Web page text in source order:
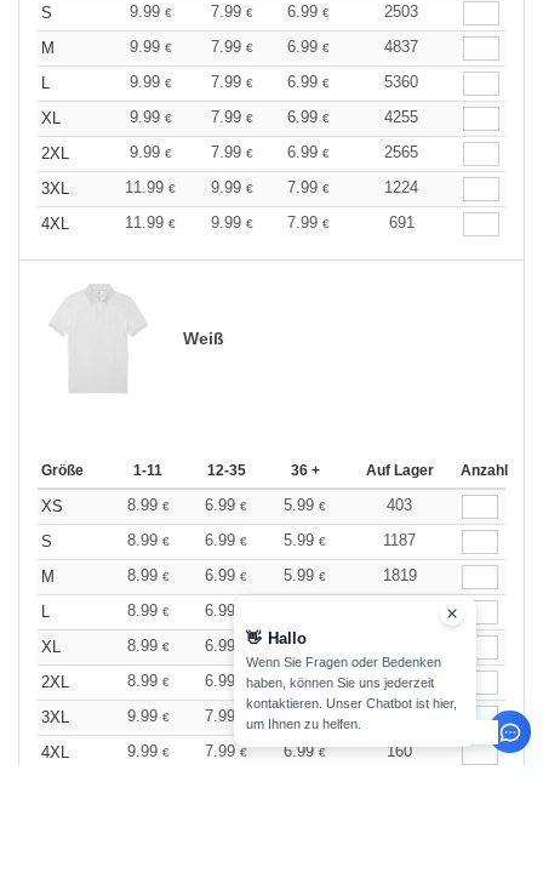
S
9.99 € 7.99 € 6.99 €
2503
M
9.99 € 7.99 € 6.99 €
4837
9.99 € 7.99 € 6.99 €
5360
XL
9.99 € 7.99 € 6.99 €
4255
2XL
9.99 € 7.99 € 6.99 €
2565
3XL
11.99 € 9.99 € 7.99 €
1224
4XL
11.99 € 9.99 € 7.99 € 691
Weiß
Größe 1-11 12-35 36 + Auf Lager Anzahl
XS 8.99 € 6.99 € 5.99 €
403
S
8.99 € 6.99 € 5.99 €
1187
M
8.99 € 6.99 € 5.99 €
1819
8.99 € 6.99
XL
8.99 € 6.99 5.99
2XL
8.99 € 6.99 € 5.99€
1030
3XL
9.99 € 7.99 €
4XL
9.99 € 7.99 € 6.99€ 160
👋 Hallo
Wenn Sie Fragen oder Bedenken
haben, können Sie uns jederzeit
kontaktieren. Unser Chatbot ist hier,
um Ihnen zu helfen.